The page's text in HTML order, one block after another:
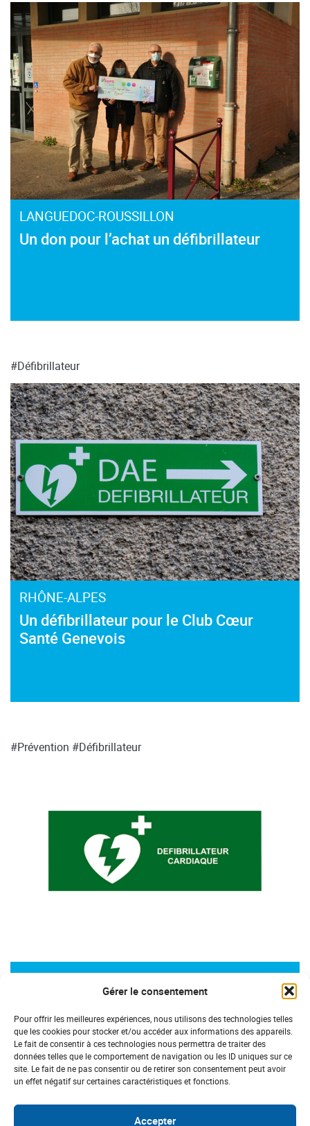
Gérer le consentement
Pour offrir les meilleures expériences, nous utilisons des technologies telles
que les cookies pour stocker et/ou accéder aux informations des appareils.
Le fait de consentir à ces technologies nous permettra de traiter des
données telles que le comportement de navigation ou les ID uniques sur ce
site. Le fait de ne pas consentir ou de retirer son consentement peut avoir
un effet négatif sur certaines caractéristiques et fonctions.
Accepter
LANGUEDOC-ROUSSILLON
Un don pour l’achat un défibrillateur
#Défibrillateur
RHÔNE-ALPES
Un défibrillateur pour le Club Cœur
Santé Genevois
#Prévention #Défibrillateur
LIMOUSIN
Un nouveau défibrillateur pour la mairie
de Vallière